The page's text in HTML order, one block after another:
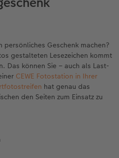
Schuber
Kids
Leder und Leinen
Poster
im Direktversand
mit Design
A4 Panorama
A3
Quadratisch
Sofortfotos
Passfotos
Abschied
zum Osterfest
persönliches Geschenk machen?
gestalteten Lesezeichen kommt
Das können Sie – auch als Last-
CEWE Fotostation in Ihrer
hat genau das
den Seiten zum Einsatz zu